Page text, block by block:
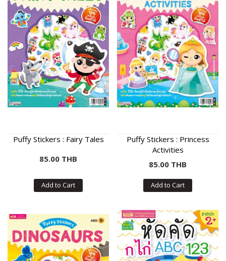
Puffy Stickers : Fairy Tales
85.00 THB
Add to Cart
Puffy Stickers : Princess
Activities
85.00 THB
Add to Cart